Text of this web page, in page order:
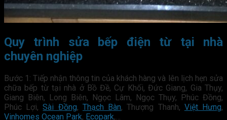
Quy trình sửa bếp điện từ tại nhà
chuyên nghiệp
Bước 1: Tiếp nhận thông tin của khách hàng và lên lịch hẹn sửa
chữa bếp từ tại nhà ở Bồ Đề, Cự Khối, Đức Giang, Gia Thụy,
Giang Biên, Long Biên, Ngọc Lâm, Ngọc Thụy, Phúc Đồng,
Phúc Lợi,Sài Đồng, Thạch Bàn, Thượng Thanh, Việt Hưng,
Vinhomes Ocean Park, Ecopark,…